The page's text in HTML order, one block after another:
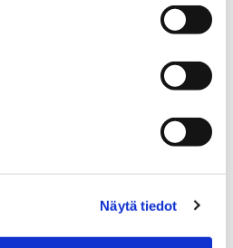
Näytä tiedot
15-17 Karhuhallissa.